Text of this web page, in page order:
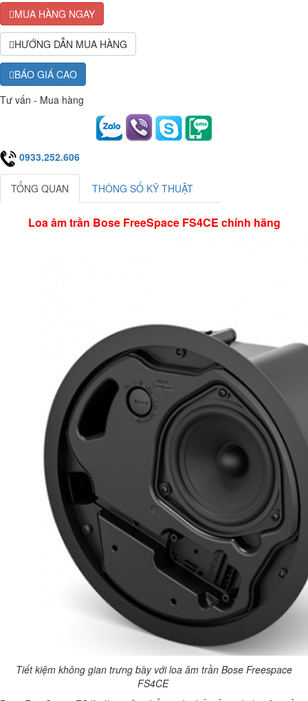
MUA HÀNG NGAY
HƯỚNG DẪN MUA HÀNG
BÁO GIÁ CAO
Tư vấn - Mua hàng
0933.252.606
TỔNG QUAN THÔNG SỐ KỸ THUẬT
Loa âm trần Bose FreeSpace FS4CE chính hãng
Tiết kiệm không gian trưng bày với loa âm trần Bose Freespace
FS4CE